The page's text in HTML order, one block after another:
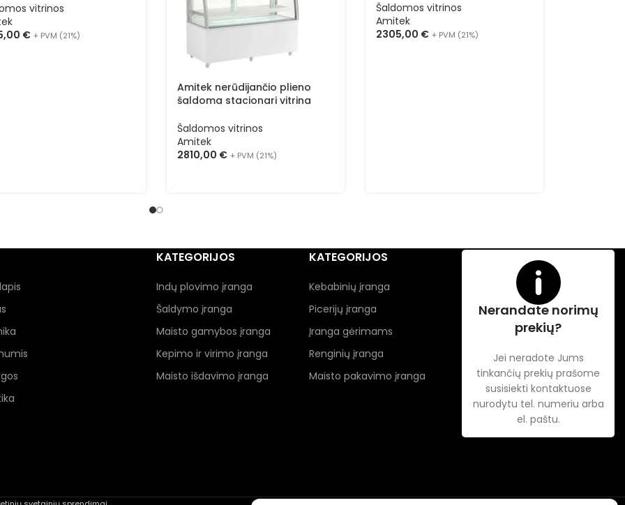
vitrinos
€ + PVM (21%)
Amitek nerūdijančio plieno
šaldoma stacionari vitrina
Šaldomos vitrinos
Amitek
2810,00 € + PVM (21%)
Šaldomos vitrinos
Amitek
2305,00 € + PVM (21%)
KATEGORIJOS
Indų plovimo įranga
Šaldymo įranga
Maisto gamybos įranga
Kepimo ir virimo įranga
Maisto išdavimo įranga
KATEGORIJOS
Kebabinių įranga
Picerijų įranga
Įranga gėrimams
Renginių įranga
Maisto pakavimo įranga
Nerandate norimų
prekių?
Jei neradote Jums
tinkančių prekių prašome
susisiekti kontaktuose
nurodytu tel. numeriu arba
el. paštu.